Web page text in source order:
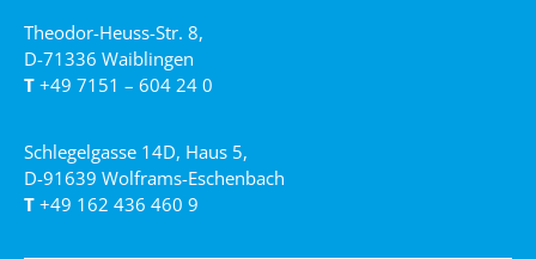
Theodor-Heuss-Str. 8,
D-71336 Waiblingen
T +49 7151 – 604 24 0
Schlegelgasse 14D, Haus 5,
D-91639 Wolframs-Eschenbach
T +49 162 436 460 9